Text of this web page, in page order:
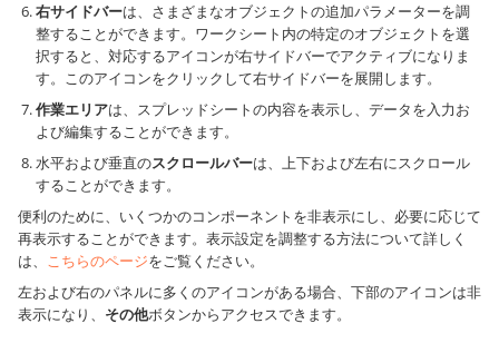
右サイドバーは、さまざまなオブジェクトの追加パラメーターを調
整することができます。ワークシート内の特定のオブジェクトを選
択すると、対応するアイコンが右サイドバーでアクティブになりま
す。このアイコンをクリックして右サイドバーを展開します。
作業エリアは、スプレッドシートの内容を表示し、データを入力お
よび編集することができます。
水平および垂直のスクロールバーは、上下および左右にスクロール
することができます。
便利のために、いくつかのコンポーネントを非表示にし、必要に応じて
再表示することができます。表示設定を調整する方法について詳しく
は、 こちらのページをご覧ください。
左および右のパネルに多くのアイコンがある場合、下部のアイコンは非
表示になり、 その他ボタンからアクセスできます。